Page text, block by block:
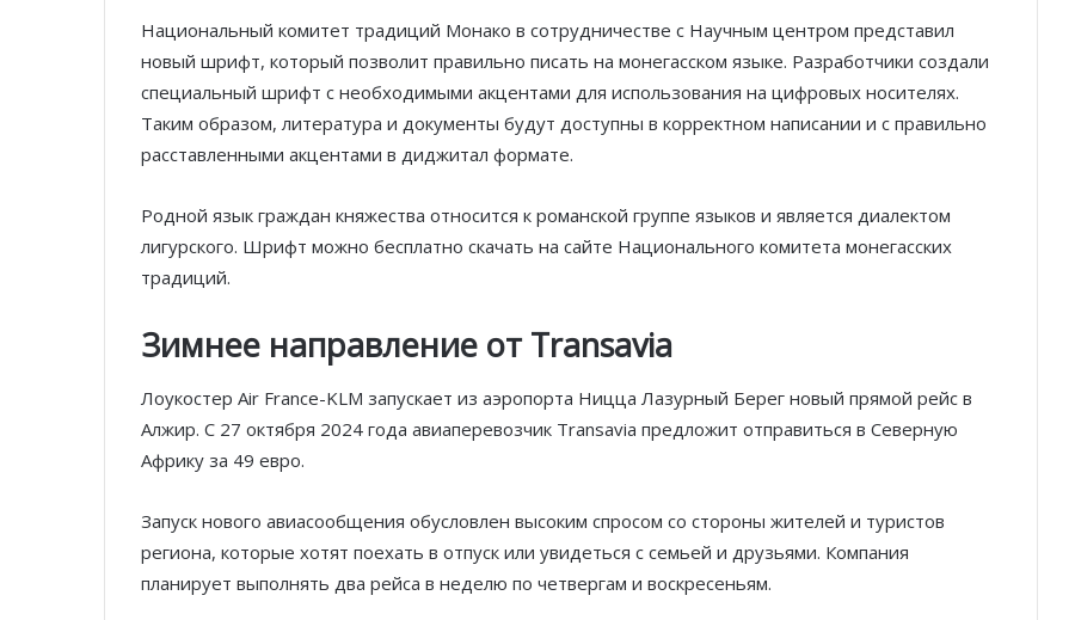
Национальный комитет традиций Монако в сотрудничестве с Научным центром представил
новый шрифт, который позволит правильно писать на монегасском языке. Разработчики создали
специальный шрифт с необходимыми акцентами для использования на цифровых носителях.
Таким образом, литература и документы будут доступны в корректном написании и с правильно
расставленными акцентами в диджитал формате.
Родной язык граждан княжества относится к романской группе языков и является диалектом
лигурского. Шрифт можно бесплатно скачать на сайте Национального комитета монегасских
традиций.
Зимнее направление отTransavia
Лоукостер Air France-KLM запускает из аэропорта Ницца Лазурный Берег новый прямой рейс в
Алжир. С 27 октября 2024 года авиаперевозчик Transavia предложит отправиться в Северную
Африку за 49 евро.
Запуск нового авиасообщения обусловлен высоким спросом со стороны жителей и туристов
региона, которые хотят поехать в отпуск или увидеться с семьей и друзьями. Компания
планирует выполнять два рейса в неделю по четвергам и воскресеньям.
После финиша начинается главное:
Монако подсчитывает
экономическую ценность Гран-при
драйвером роста индустрии
гостеприимства